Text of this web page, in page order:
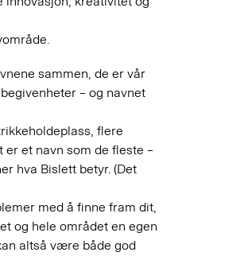
sammen, de er vår
– og navnet
flere
et navn som de fleste –
hva Bislett betyr. (Det
med å finne fram dit,
og hele området en egen
altså være både god